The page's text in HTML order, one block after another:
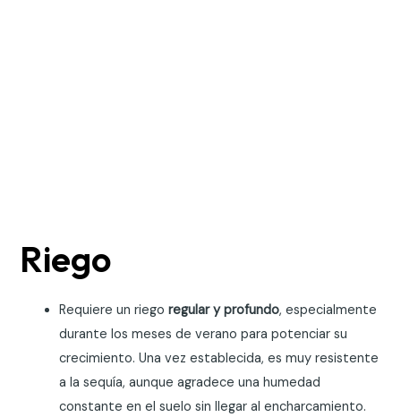
Riego
Requiere un riegoregular y profundo, especialmente
durante los meses de verano para potenciar su
crecimiento. Una vez establecida, es muy resistente
a la sequía, aunque agradece una humedad
constante en el suelo sin llegar al encharcamiento.